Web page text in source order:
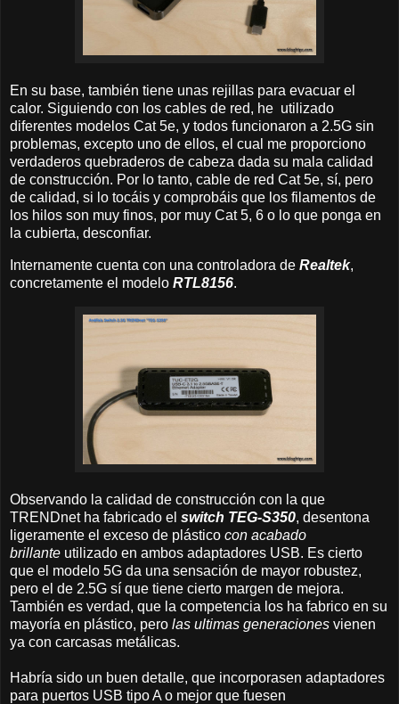
En su base, también tiene unas rejillas para evacuar el
calor. Siguiendo con los cables de red, he utilizado
diferentes modelos Cat 5e, y todos funcionaron a 2.5G sin
problemas, excepto uno de ellos, el cual me proporciono
verdaderos quebraderos de cabeza dada su mala calidad
de construcción. Por lo tanto, cable de red Cat 5e, sí, pero
de calidad, si lo tocáis y comprobáis que los filamentos de
los hilos son muy finos, por muy Cat 5, 6 o lo que ponga en
la cubierta, desconfiar.
Internamente cuenta con una controladora de Realtek,
concretamente el modelo RTL8156.
Observando la calidad de construcción con la que
TRENDnet ha fabricado el switch TEG-S350, desentona
ligeramente el exceso de plástico con acabado
brillante utilizado en ambos adaptadores USB. Es cierto
que el modelo 5G da una sensación de mayor robustez,
pero el de 2.5G sí que tiene cierto margen de mejora.
También es verdad, que la competencia los ha fabrico en su
mayoría en plástico, pero las ultimas generaciones vienen
ya con carcasas metálicas.
Habría sido un buen detalle, que incorporasen adaptadores
para puertos USB tipo A o mejor que fuesen